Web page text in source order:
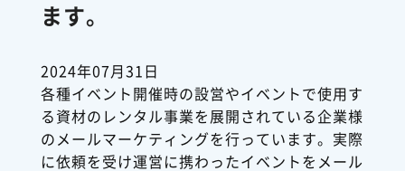
ます。
2024年07月31日
各種イベント開催時の設営やイベントで使用す
る資材のレンタル事業を展開されている企業様
のメールマーケティングを行っています。実際
に依頼を受け運営に携わったイベントをメール